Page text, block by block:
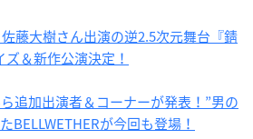
藤大樹さん出演の逆2.5次元舞台『錆
＆新作公演決定！
追加出演者＆コーナーが発表！”男の
BELLWETHERが今回も登場！